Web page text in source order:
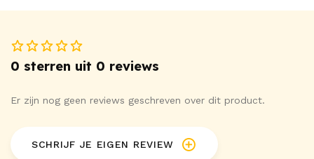
0 sterren uit 0 reviews
Er zijn nog geen reviews geschreven over dit product.
SCHRIJF JE EIGEN REVIEW